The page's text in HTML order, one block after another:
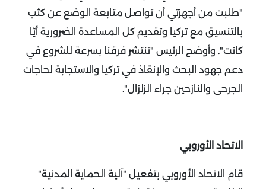
"طلبت من أجهزتي أن تواصل متابعة الوضع عن كثب
بالتنسيق مع تركيا وتقديم كل المساعدة الضرورية أيّا
كانت". وأوضح الرئيس "تنتشر فرقنا بسرعة للشروع في
دعم جهود البحث والإنقاذ في تركيا والاستجابة لحاجات
الجرحى والنازحين جراء الزلزال".
الاتحاد الأوروبي
قام الاتحاد الأوروبي بتفعيل "آلية الحماية المدنية"